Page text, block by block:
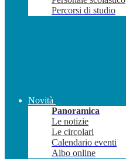
Percorsi di studio
Novità
Panoramica
Le notizie
Le circolari
Calendario eventi
Albo online